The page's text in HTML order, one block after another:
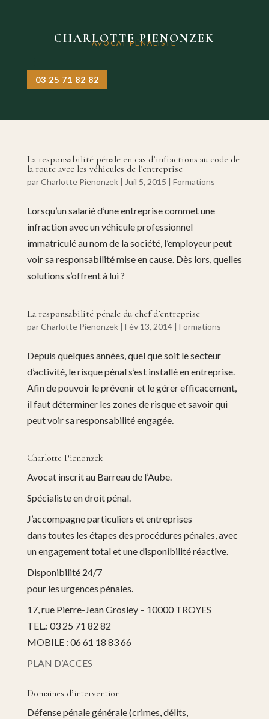
CHARLOTTE PIENONZEK
AVOCAT PÉNALISTE
03 25 71 82 82
La responsabilité pénale en cas d’infractions au code de
la route avec les véhicules de l’entreprise
parCharlotte Pienonzek| Juil 5, 2015 | Formations
Lorsqu’un salarié d’une entreprise commet une
infraction avec un véhicule professionnel
immatriculé au nom de la société, l’employeur peut
voir sa responsabilité mise en cause. Dès lors, quelles
solutions s’offrent à lui ?
La responsabilité pénale du chef d’entreprise
parCharlotte Pienonzek| Fév 13, 2014| Formations
Depuis quelques années, quel que soit le secteur
d’activité, le risque pénal s’est installé en entreprise.
Afin de pouvoir le prévenir et le gérer efficacement,
il faut déterminer les zones de risque et savoir qui
peut voir sa responsabilité engagée.
Charlotte Pienonzek
Avocat inscrit au Barreau de l’Aube.
Spécialiste en droit pénal.
J’accompagne particuliers et entreprises
dans toutes les étapes des procédures pénales, avec
un engagement total et une disponibilité réactive.
Disponibilité 24/7
pour les urgences pénales.
17, rue Pierre-Jean Grosley – 10000 TROYES
TEL.: 03 25 71 82 82
MOBILE : 06 61 18 83 66
PLAN D’ACCES
Domaines d’intervention
Défense pénale générale (crimes, délits,